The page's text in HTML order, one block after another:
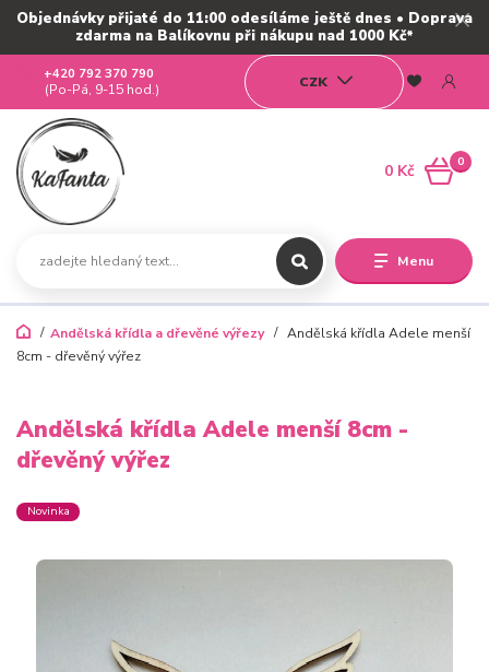
Objednávky přijaté do 11:00 odesíláme ještě dnes • Doprava
zdarma na Balíkovnu při nákupu nad 1000 Kč*
Menu
CZK
+420 792 370 790
(Po-Pá, 9-15 hod.)
0
0 Kč
Andělská křídla a dřevěné výřezy
Andělská křídla Adele menší
8cm - dřevěný výřez
Andělská křídla Adele menší 8cm -
dřevěný výřez
Novinka